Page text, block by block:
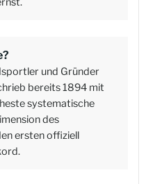
und Gründer
bereits 1894 mit
systematische
des
ersten offiziell